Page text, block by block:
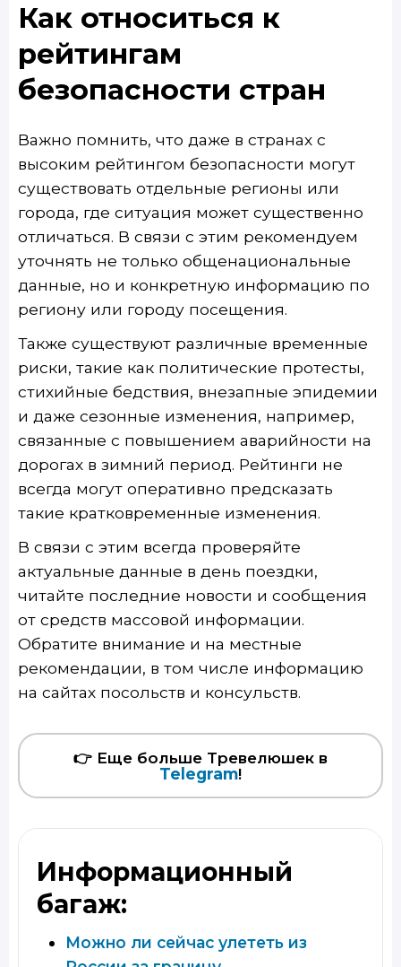
Как относиться к
рейтингам
безопасности стран
Важно помнить, что даже в странах с
высоким рейтингом безопасности могут
существовать отдельные регионы или
города, где ситуация может существенно
отличаться. В связи с этим рекомендуем
уточнять не только общенациональные
данные, но и конкретную информацию по
региону или городу посещения.
Также существуют различные временные
риски, такие как политические протесты,
стихийные бедствия, внезапные эпидемии
и даже сезонные изменения, например,
связанные с повышением аварийности на
дорогах в зимний период. Рейтинги не
всегда могут оперативно предсказать
такие кратковременные изменения.
В связи с этим всегда проверяйте
актуальные данные в день поездки,
читайте последние новости и сообщения
от средств массовой информации.
Обратите внимание и на местные
рекомендации, в том числе информацию
на сайтах посольств и консульств.
👉 Еще больше Тревелюшек в
Telegram!
Информационный
багаж:
Можно ли сейчас улететь из